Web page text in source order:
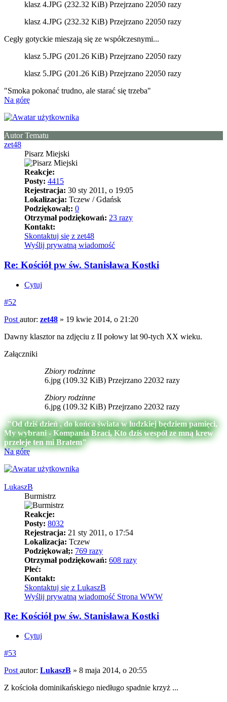
klasz 4.JPG (232.32 KiB) Przejrzano 22050 razy
klasz 4.JPG (232.32 KiB) Przejrzano 22050 razy
Cegły gotyckie mieszają się ze współczesnymi...
klasz 5.JPG (201.26 KiB) Przejrzano 22050 razy
klasz 5.JPG (201.26 KiB) Przejrzano 22050 razy
"Smoka pokonać trudno, ale starać się trzeba"
Na górę
Autor Tematu
zet48
Pisarz Miejski
Reakcje:
Posty: 4415
Rejestracja: 30 sty 2011, o 19:05
Lokalizacja: Tczew / Gdańsk
Podziękował;: 0
Otrzymał podziękowań: 23 razy
Kontakt:
Skontaktuj się z zet48
Wyślij prywatną wiadomość
Re: Kościół pw św. Stanisława Kostki
Cytuj
#52
Post autor: zet48 » 19 kwie 2014, o 21:20
Dawny klasztor na zdjęciu z II połowy lat 90-tych XX wieku.
Załączniki
Zbiory rodzinne
6.jpg (109.32 KiB) Przejrzano 22032 razy
Zbiory rodzinne
6.jpg (109.32 KiB) Przejrzano 22032 razy
"Od dziś dzień , do końca świata w ludzkiej będziem pamięci,
My wybrani - Kompania Braci, Kto dziś wespół ze mną krew
przeleje ten mi Bratem"
Na górę
LukaszB
Burmistrz
Reakcje:
Posty: 8032
Rejestracja: 21 sty 2011, o 17:54
Lokalizacja: Tczew
Podziękował;: 769 razy
Otrzymał podziękowań: 608 razy
Płeć:
Kontakt:
Skontaktuj się z LukaszB
Wyślij prywatną wiadomość Strona WWW
Re: Kościół pw św. Stanisława Kostki
Cytuj
#53
Post autor: LukaszB » 8 maja 2014, o 20:55
Z kościoła dominikańskiego niedługo spadnie krzyż ...